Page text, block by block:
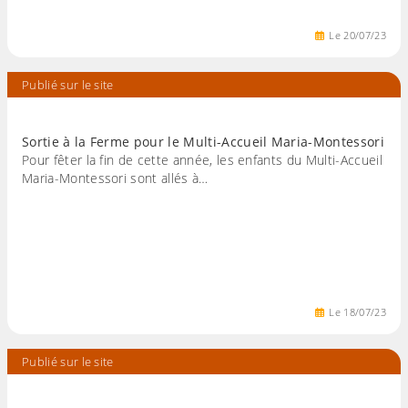
Le20/07/23
Publié sur le site
Sortie à la Ferme pour le Multi-Accueil Maria-Montessori
Pour fêter la fin de cette année, les enfants du Multi-Accueil
Maria-Montessori sont allés à…
Le 18/07/23
Publié sur le site